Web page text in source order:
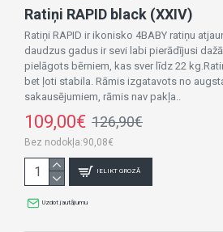
Ratiņi RAPID black (XXIV)
Ratiņi RAPID ir ikonisko 4BABY ratiņu
daudzus gadus ir sevi labi pierādījusi
pielāgots bērniem, kas sver līdz 22
bet ļoti stabila. Rāmis izgatavots no
sakausējumiem, rāmis nav pakļa..
109,00€ 126,90€
Bez nodokļa:90,08€
IELIKT GROZĀ
Uzdot jautājumu